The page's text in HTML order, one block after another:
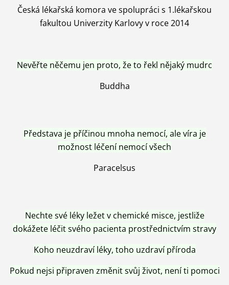
Česká lékařská komora ve spolupráci s 1.lékařskou
fakultou Univerzity Karlovy v roce 2014
Nevěřte něčemu jen proto, že to řekl nějaký mudrc
Buddha
Představa je příčinou mnoha nemocí, ale víra je
možnost léčení nemocí všech
Paracelsus
Nechte své léky ležet v chemické misce, jestliže
dokážete léčit svého pacienta prostřednictvím stravy
Koho neuzdraví léky, toho uzdraví příroda
Pokud nejsi připraven změnit svůj život, není ti pomoci